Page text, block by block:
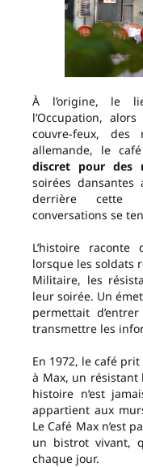
À l’origine, le
l’Occupation,
couvre-feux,
allemande, le
discret pour des
soirées
derrière cette
conversations se
L’histoire
lorsque les soldats
Militaire, les
leur soirée. Un
permettait
transmettre les
En 1972, le café
à Max, un résistant
histoire n’est
appartient aux
Le Café Max n’est
un bistrot vivant,
chaque jour.